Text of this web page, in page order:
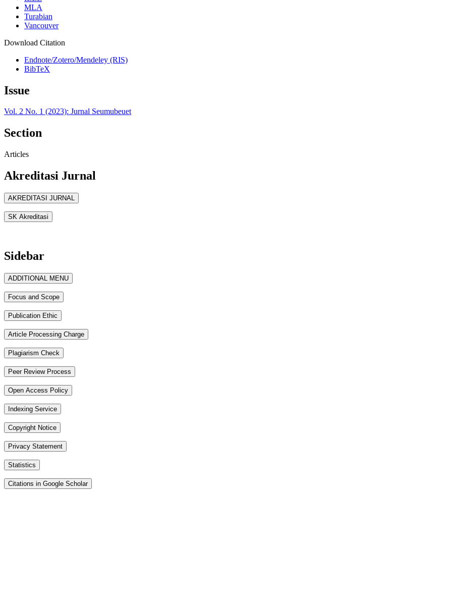
MLA
Turabian
Vancouver
Download Citation
Endnote/Zotero/Mendeley (RIS)
BibTeX
Issue
Vol. 2 No. 1 (2023): Jurnal Seumubeuet
Section
Articles
Akreditasi Jurnal
AKREDITASI JURNAL
SK Akreditasi
Sidebar
ADDITIONAL MENU
Focus and Scope
Publication Ethic
Article Processing Charge
Plagiarism Check
Peer Review Process
Open Access Policy
Indexing Service
Copyright Notice
Privacy Statement
Statistics
Citations in Google Scholar